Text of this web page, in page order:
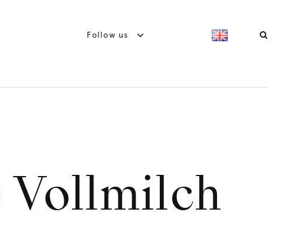
Follow us
Vollmilch